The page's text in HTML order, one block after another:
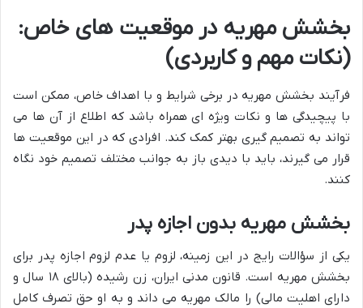
بخشش مهریه در موقعیت های خاص:
(نکات مهم و کاربردی)
فرآیند بخشش مهریه در برخی شرایط و با اهداف خاص، ممکن است
با پیچیدگی ها و نکات ویژه ای همراه باشد که اطلاع از آن ها می
تواند به تصمیم گیری بهتر کمک کند. افرادی که در این موقعیت ها
قرار می گیرند، باید با دیدی باز به جوانب مختلف تصمیم خود نگاه
کنند.
بخشش مهریه بدون اجازه پدر
یکی از سؤالات رایج در این زمینه، لزوم یا عدم لزوم اجازه پدر برای
بخشش مهریه است. قانون مدنی ایران، زن رشیده (بالای ۱۸ سال و
دارای اهلیت مالی) را مالک مهریه می داند و به او حق تصرف کامل